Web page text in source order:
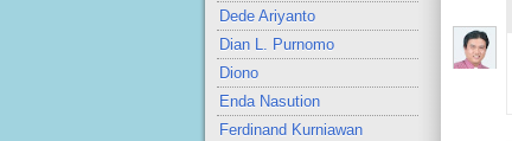
Dede Ariyanto
Dian L. Purnomo
Diono
Enda Nasution
Ferdinand Kurniawan